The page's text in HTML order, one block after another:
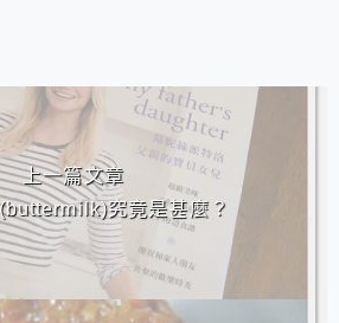
上一篇文章
究竟是甚麼？